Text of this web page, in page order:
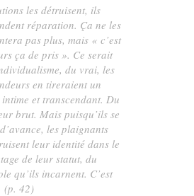
les détruisent, ils
réparation. Ça ne les
pas plus, mais « c’est
ça de pris ». Ce serait
du vrai, les
en tireraient un
et transcendant. Du
brut. Mais puisqu’ils se
les plaignants
leur identité dans le
de leur statut, du
qu’ils incarnent. C’est
(p. 42)